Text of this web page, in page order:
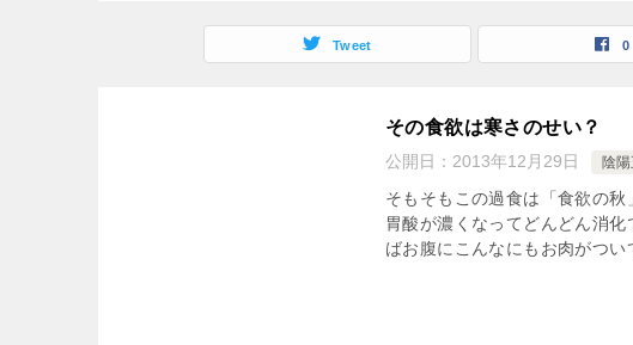
Tweet 0
その食欲は寒さのせい？
公開日： 2013年12月29日 陰
そもそもこの過食は「食欲の秋
胃酸が濃くなってどんどん消
ばお腹にこんなにもお肉がつい